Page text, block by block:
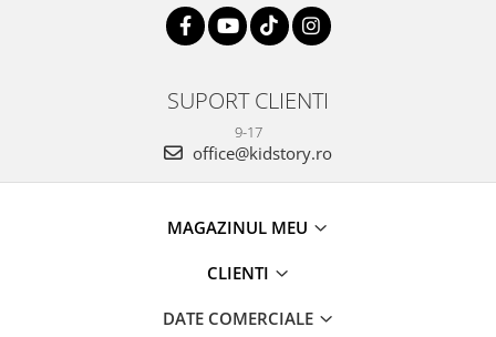
SUPORT CLIENTI
9-17
office@kidstory.ro
MAGAZINUL MEU
CLIENTI
DATE COMERCIALE